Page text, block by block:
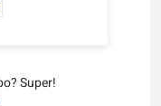
Super!